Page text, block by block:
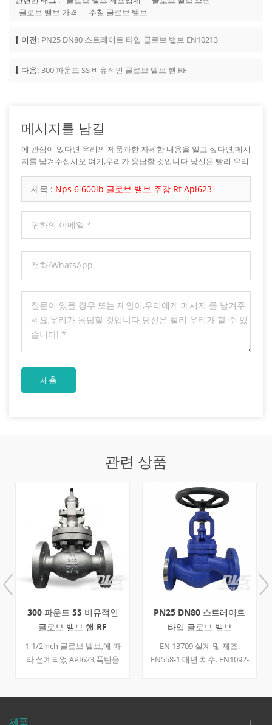
글로브 밸브 가격
주철 글로브 밸브
이전: PN25 DN80 스트레이트 타입 글로브 밸브 EN10213
다음: 300 파운드 SS 비유적인 글로브 밸브 핸 RF
메시지를 남길
에 관심이 있다면 우리의 제품과한 자세한 내용을 알고 싶다면,메시
지를 남겨주십시오 여기,우리가 응답할 것입니다 당신은 빨리 우리
제목 : Nps 6 600lb 글로브 밸브 주강 Rf Api623
관련 상품
300 파운드 SS 비유적인
글로브 밸브 핸 RF
1-1/2inch 글로브 밸브,에 따
라 설계되었 API623,폭탄을
다. 이 밸브는 스테인리스로
PN25 DN80 스트레이트
타입 글로브 밸브
EN10213
EN 13709 설계 및 제조.
EN558-1 대면 치수. EN1092-
제품